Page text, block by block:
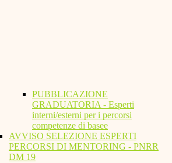
PUBBLICAZIONE
GRADUATORIA - Esperti
interni/esterni per i percorsi
competenze di basee
AVVISO SELEZIONE ESPERTI
PERCORSI DI MENTORING - PNRR
DM 19